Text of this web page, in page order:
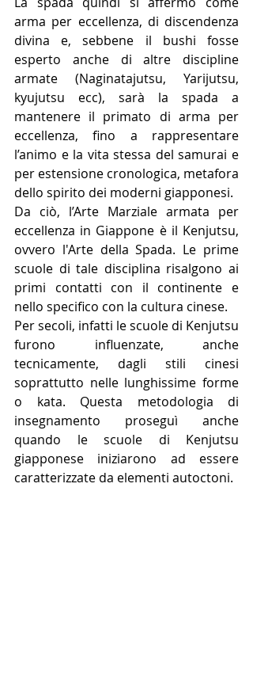
arma per eccellenza, di discendenza
divina e, sebbene il bushi fosse
esperto anche di altre discipline
armate (Naginatajutsu, Yarijutsu,
kyujutsu ecc), sarà la spada a
mantenere il primato di arma per
eccellenza, fino a rappresentare
l’animo e la vita stessa del samurai e
per estensione cronologica, metafora
dello spirito dei moderni giapponesi.
Da ciò, l’Arte Marziale armata per
eccellenza in Giappone è il Kenjutsu,
ovvero l'Arte della Spada. Le prime
scuole di tale disciplina risalgono ai
primi contatti con il continente e
nello specifico con la cultura cinese.
Per secoli, infatti le scuole di Kenjutsu
furono influenzate, anche
tecnicamente, dagli stili cinesi
soprattutto nelle lunghissime forme
o kata. Questa metodologia di
insegnamento proseguì anche
quando le scuole di Kenjutsu
giapponese iniziarono ad essere
caratterizzate da elementi autoctoni.